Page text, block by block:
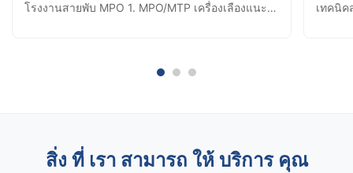
โรงงานสายพับ MPO 1. MPO/MTP เครื่องเลืองแนะ
เส้นใย ใช้โครงสร้างหมุนดาวเคร...
เทคนิ
สิ่ง ที่ เรา สามารถ ให้ บริการ คุณ